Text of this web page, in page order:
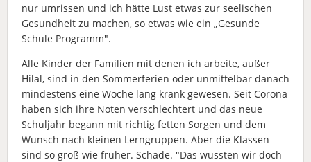
nur umrissen und ich hätte Lust etwas zur seelischen
Gesundheit zu machen, so etwas wie ein „Gesunde
Schule Programm".
Alle Kinder der Familien mit denen ich arbeite, außer
Hilal, sind in den Sommerferien oder unmittelbar danach
mindestens eine Woche lang krank gewesen. Seit Corona
haben sich ihre Noten verschlechtert und das neue
Schuljahr begann mit richtig fetten Sorgen und dem
Wunsch nach kleinen Lerngruppen. Aber die Klassen
sind so groß wie früher. Schade. "Das wussten wir doch